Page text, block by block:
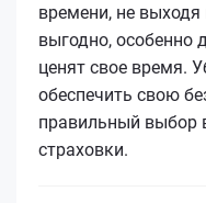
времени, не
выгодно, особенно
ценят свое время.
обеспечить свою
правильный выбор
страховки.